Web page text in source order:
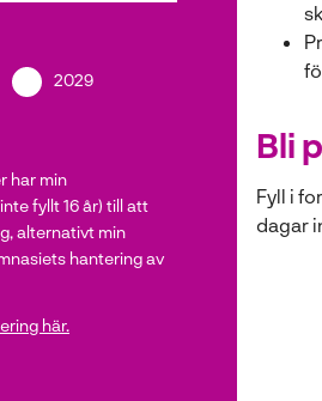
2029
har min
fyllt 16 år) till att
alternativt min
hantering av
här.
Bli
Fyll i
dagar